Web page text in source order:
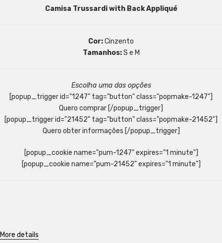
Camisa Trussardi with Back Appliqué
Cor:Cinzento
Tamanhos:S e M
Escolha uma das opções
[popup_trigger id="1247" tag="button" class="popmake-1247"]
Quero comprar [/popup_trigger]
[popup_trigger id="21452" tag="button" class="popmake-21452"]
Quero obter informações [/popup_trigger]
[popup_cookie name="pum-1247" expires="1 minute"]
[popup_cookie name="pum-21452" expires="1 minute"]
More details